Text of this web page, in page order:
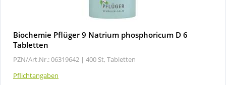
Biochemie Pflüger 9 Natrium phosphoricum D 6
Tabletten
PZN/Art.Nr.: 06319642 | 400 St, Tabletten
Pflichtangaben